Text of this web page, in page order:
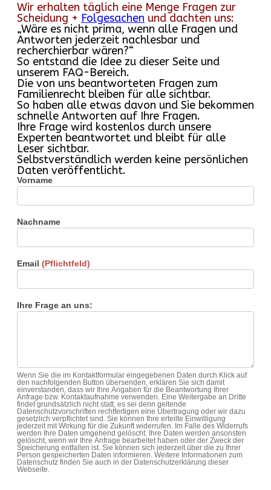
Wir erhalten täglich eine Menge Fragen zur
Scheidung + Folgesachen und dachten uns:
„Wäre es nicht prima, wenn alle Fragen und
Antworten jederzeit nachlesbar und
recherchierbar wären?“
So entstand die Idee zu dieser Seite und
unserem FAQ-Bereich.
Die von uns beantworteten Fragen zum
Familienrecht bleiben für alle sichtbar.
So haben alle etwas davon und Sie bekommen
schnelle Antworten auf Ihre Fragen.
Ihre Frage wird kostenlos durch unsere
Experten beantwortet und bleibt für alle
Leser sichtbar.
Selbstverständlich werden keine persönlichen
Daten veröffentlicht.
Fragen
und
Antworten
Vorname
Nachname
Email (Pflichtfeld)
Ihre Frage an uns:
Wenn Sie die im Kontaktformular eingegebenen Daten durch Klick auf
den nachfolgenden Button übersenden, erklären Sie sich damit
einverstanden, dass wir Ihre Angaben für die Beantwortung Ihrer
Anfrage bzw. Kontaktaufnahme verwenden. Eine Weitergabe an Dritte
findet grundsätzlich nicht statt, es sei denn geltende
Datenschutzvorschriften rechtfertigen eine Übertragung oder wir dazu
gesetzlich verpflichtet sind. Sie können Ihre erteilte Einwilligung
jederzeit mit Wirkung für die Zukunft widerrufen. Im Falle des Widerrufs
werden Ihre Daten umgehend gelöscht. Ihre Daten werden ansonsten
gelöscht, wenn wir Ihre Anfrage bearbeitet haben oder der Zweck der
Speicherung entfallen ist. Sie können sich jederzeit über die zu Ihrer
Person gespeicherten Daten informieren. Weitere Informationen zum
Datenschutz finden Sie auch in der Datenschutzerklärung dieser
Webseite.